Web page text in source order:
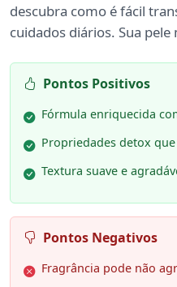
descubra como é fácil
cuidados diários. Sua
Pontos Positivos
Fórmula enriquecida
Propriedades detox
Textura suave e
Pontos Negativos
Fragrância pode não